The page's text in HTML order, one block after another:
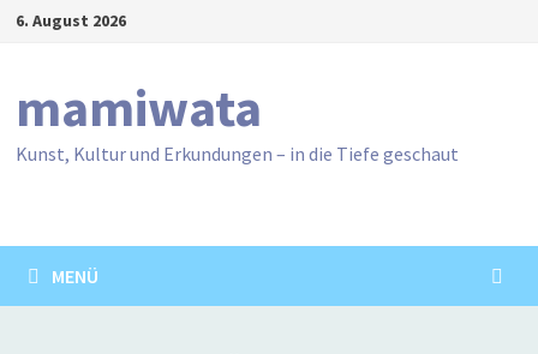
Zum6. August 2026
mamiwata
Kunst, Kultur und Erkundungen – in die Tiefe geschaut
MENÜ